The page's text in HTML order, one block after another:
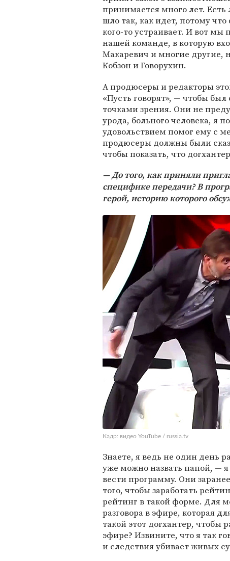
принимается много лет.
шло так, как идет, потому
кого-то устраивает. И вот мы
нашей команде, в которую
Макаревич и многие другие,
Кобзон и Говорухин.
А продюсеры и редакторы
«Пусть говорят», — чтобы
точками зрения. Они не
урода, больного человека, я
удовольствием помог ему с
продюсеры должны были
чтобы показать, что
До того, как приняли
специфике передачи? В
герой, историю которого
Кадр: видео YouTube / russia.tv
Знаете, я ведь не один день
уже можно назвать папой, —
вести программу. Они
того, чтобы заработать
рейтинг в такой форме. Для
разговора в эфире, которая
такой этот догхантер, чтобы
эфире? Извините, что я так
и следствия убивает живых